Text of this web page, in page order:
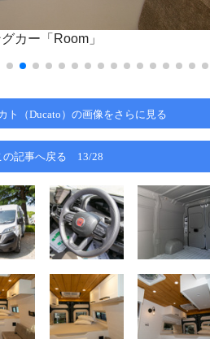
カー「Room」
ト（Ducato）の画像をさらに見る
の記事へ戻る 13/28